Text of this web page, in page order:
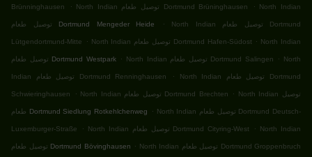
Brünninghausen . North Indian توصيل طعام Dortmund Brüninghausen . North Indian
توصيل طعام Dortmund Mengeder Heide . North Indian توصيل طعام Dortmund
Lütgendortmund-Mitte . North Indian توصيل طعام Dortmund Hafen-Südost . North Indian
توصيل طعام Dortmund Westpark . North Indian توصيل طعام Dortmund Salingen . North
Indian توصيل طعام Dortmund Renninghausen . North Indian توصيل طعام Dortmund
Schwieringhausen . North Indian توصيل طعام Dortmund Brechten . North Indian توصيل
طعام Dortmund Siedlung Rotkehlchenweg . North Indian توصيل طعام Dortmund Deutsch-
Luxemburger-Straße . North Indian توصيل طعام Dortmund Cityring-West . North Indian
توصيل طعام Dortmund Bövinghausen .
North Indian توصيل طعام Dortmund Groppenbruch